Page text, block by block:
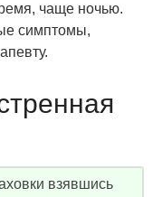
чаще ночью.
симптомы,
взявшись